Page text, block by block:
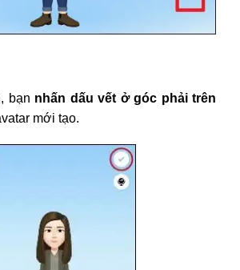
bạn nhấn dấu vết ở góc phải trên
mới tạo.